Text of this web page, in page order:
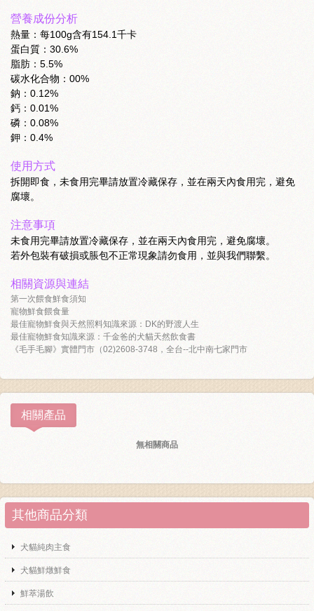
營養成份分析
熱量：每100g含有154.1千卡
蛋白質：30.6%
脂肪：5.5%
碳水化合物：00%
鈉：0.12%
鈣：0.01%
磷：0.08%
鉀：0.4%
使用方式
拆開即食，未食用完畢請放置冷藏保存，並在兩天內食用完，避免
腐壞。
注意事項
未食用完畢請放置冷藏保存，並在兩天內食用完，避免腐壞。
若外包裝有破損或脹包不正常現象請勿食用，並與我們聯繫。
相關資源與連結
第一次餵食鮮食須知
寵物鮮食餵食量
最佳寵物鮮食與天然照料知識來源：DK的野渡人生
最佳寵物鮮食知識來源：千金爸的犬貓天然飲食書
《毛手毛腳》實體門市（02)2608-3748，全台--北中南七家門市
相關產品
無相關商品
其他商品分類
犬貓純肉主食
犬貓鮮燉鮮食
鮮萃湯飲